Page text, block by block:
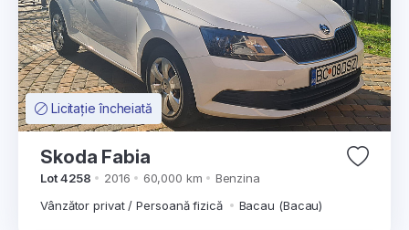
Licitație încheiată
Skoda Fabia
Lot 4258 2016 60,000 km
Benzina
Vânzător privat / Persoană fizică
Bacau (Bacau)